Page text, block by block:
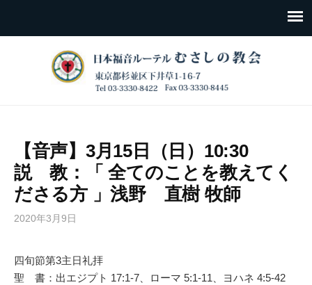
【音声】3月15日（日）10:30
説 教：「 全てのことを教えてく
ださる方 」浅野 直樹 牧師
2020年3月9日
四旬節第3主日礼拝
聖 書：出エジプト 17:1-7、ローマ 5:1-11、ヨハネ 4:5-42